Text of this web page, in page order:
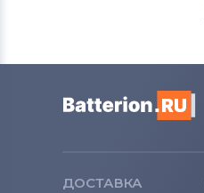
ДОСТАВКА